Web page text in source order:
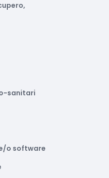
sanitari
o software